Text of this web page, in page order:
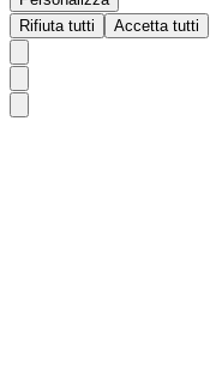
Rifiuta tutti
Accetta tutti